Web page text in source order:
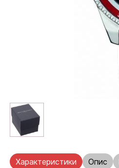
Характеристики Опис